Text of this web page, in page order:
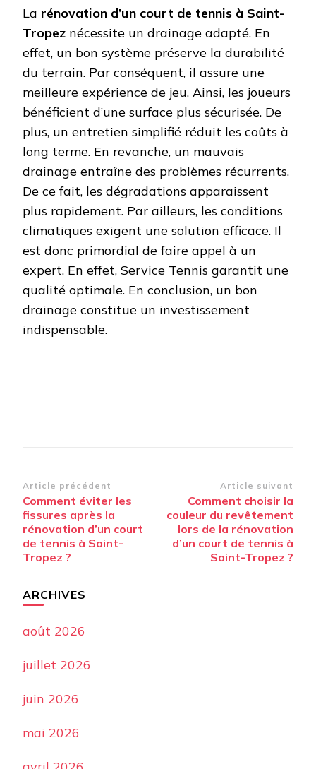
La rénovation d’un court de tennis à Saint-
Tropez nécessite un drainage adapté. En
effet, un bon système préserve la durabilité
du terrain. Par conséquent, il assure une
meilleure expérience de jeu. Ainsi, les joueurs
bénéficient d’une surface plus sécurisée. De
plus, un entretien simplifié réduit les coûts à
long terme. En revanche, un mauvais
drainage entraîne des problèmes récurrents.
De ce fait, les dégradations apparaissent
plus rapidement. Par ailleurs, les conditions
climatiques exigent une solution efficace. Il
est donc primordial de faire appel à un
expert. En effet, Service Tennis garantit une
qualité optimale. En conclusion, un bon
drainage constitue un investissement
indispensable.
Navigation
d’article
Article précédent
Comment éviter les
fissures après la
rénovation d’un court
de tennis à Saint-
Tropez ?
Article suivant
Comment choisir la
couleur du revêtement
lors de la rénovation
d’un court de tennis à
Saint-Tropez ?
ARCHIVES
août 2026
juillet 2026
juin 2026
mai 2026